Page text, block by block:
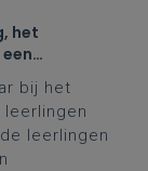
het
het
bij het
leerlingen
leerlingen